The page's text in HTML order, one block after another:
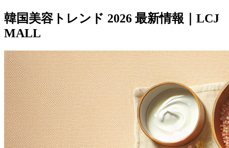
韓国美容トレンド 2026 最新情報｜LCJ
MALL